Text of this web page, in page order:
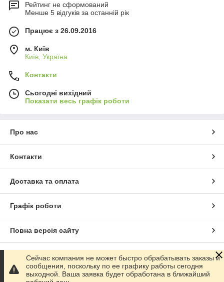
Рейтинг не сформований
Менше 5 відгуків за останній рік
Працює з 26.09.2016
м. Київ
Київ, Україна
Контакти
Сьогодні вихідний
Показати весь графік роботи
Про нас
Контакти
Доставка та оплата
Графік роботи
Повна версія сайту
Сайт створено на маркетплейсі Prom.ua
Політика конфіденційності
Сейчас компания не может быстро обрабатывать заказы и
сообщения, поскольку по ее графику работы сегодня
выходной. Ваша заявка будет обработана в ближайший